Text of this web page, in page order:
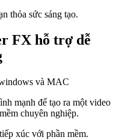
thỏa sức sáng tạo.
FX hỗ trợ dễ
và MAC
mạnh để tạo ra một video
chuyên nghiệp.
xúc với phần mềm.